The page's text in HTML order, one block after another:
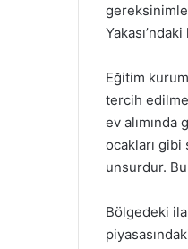
Eğitim
tercih
ev
ocakları
unsurdur.
Bölgedeki